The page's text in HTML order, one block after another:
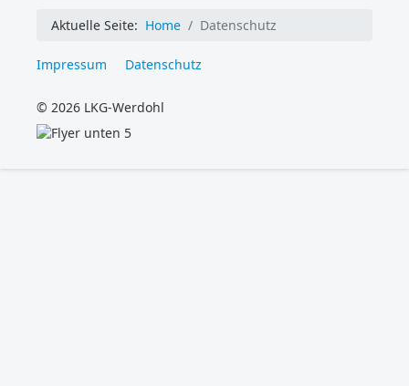
Aktuelle Seite: Home Datenschutz
Impressum Datenschutz
© 2026 LKG-Werdohl